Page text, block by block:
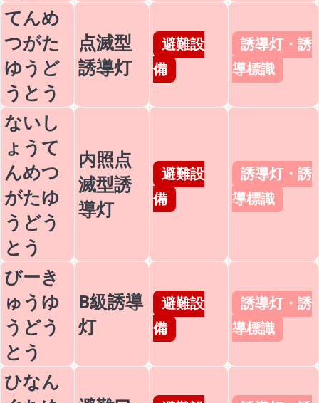
てんめ
つがた
ゆうど
うとう
点滅型
誘導灯
避難設
備
誘導灯・誘
導標識
ないし
ょうて
んめつ
がたゆ
うどう
とう
内照点
滅型誘
導灯
避難設
備
誘導灯・誘
導標識
びーき
ゅうゆ
うどう
とう
B級誘導
灯
避難設
備
誘導灯・誘
導標識
ひなん